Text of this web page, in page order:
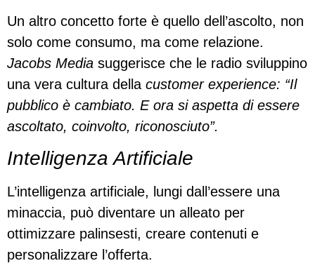
Un altro concetto forte è quello dell’ascolto, non
solo come consumo, ma come relazione.
Jacobs Media suggerisce che le radio sviluppino
una vera cultura della customer experience: “Il
pubblico è cambiato. E ora si aspetta di essere
ascoltato, coinvolto, riconosciuto”.
Intelligenza Artificiale
L’intelligenza artificiale, lungi dall’essere una
minaccia, può diventare un alleato per
ottimizzare palinsesti, creare contenuti e
personalizzare l’offerta.